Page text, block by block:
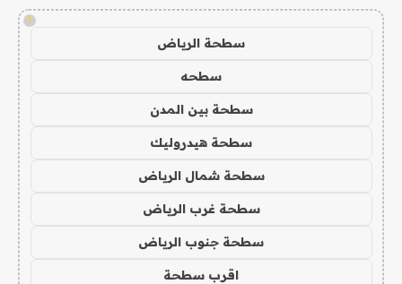
!
سطحة الرياض
سطحه
سطحة بين المدن
سطحة هيدروليك
سطحة شمال الرياض
سطحة غرب الرياض
سطحة جنوب الرياض
اقرب سطحة